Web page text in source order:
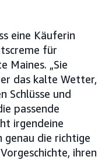
eine Käuferin
für
Maines. „Sie
das kalte Wetter,
Schlüsse und
passende
irgendeine
genau die richtige
ihren